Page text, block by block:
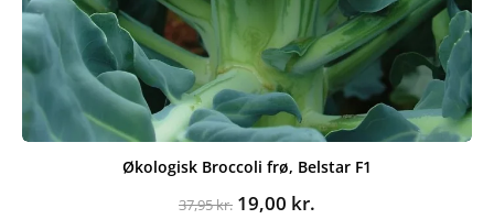
Økologisk Broccoli frø, Belstar F1
37,95kr. Den
19,00 kr.